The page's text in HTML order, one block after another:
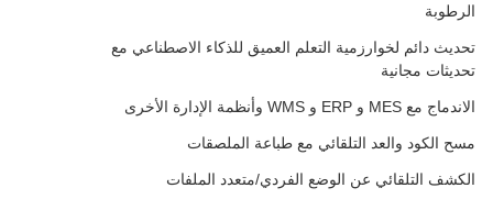
الرطوبة
تحديث دائم لخوارزمية التعلم العميق للذكاء الاصطناعي مع
تحديثات مجانية
الاندماج مع MES و ERP و WMS وأنظمة الإدارة الأخرى
مسح الكود والعد التلقائي مع طباعة الملصقات
الكشف التلقائي عن الوضع الفردي/متعدد الملفات